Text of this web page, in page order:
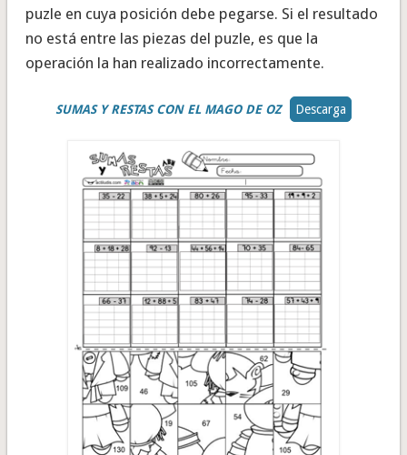
puzle en cuya posición debe pegarse. Si el resultado
no está entre las piezas del puzle, es que la
operación la han realizado incorrectamente.
SUMAS Y RESTAS CON EL MAGO DE OZ Descarga